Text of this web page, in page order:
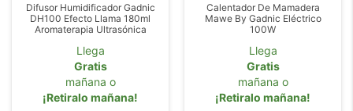
Difusor Humidificador Gadnic
DH100 Efecto Llama 180ml
Aromaterapia Ultrasónica
Llega
Gratis
mañana o
¡Retiralo mañana!
Calentador De Mamadera
Mawe By Gadnic Eléctrico
100W
Llega
Gratis
mañana o
¡Retiralo mañana!